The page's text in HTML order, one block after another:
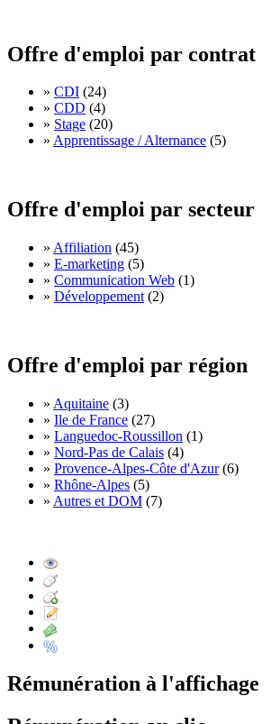
Offre d'emploi par contrat
» CDI (24)
» CDD (4)
» Stage (20)
» Apprentissage / Alternance (5)
Offre d'emploi par secteur
» Affiliation (45)
» E-marketing (5)
» Communication Web (1)
» Développement (2)
Offre d'emploi par région
» Aquitaine (3)
» Ile de France (27)
» Languedoc-Roussillon (1)
» Nord-Pas de Calais (4)
» Provence-Alpes-Côte d'Azur (6)
» Rhône-Alpes (5)
» Autres et DOM (7)
Rémunération à l'affichage